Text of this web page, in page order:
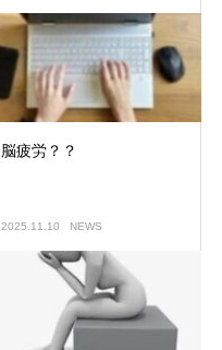
脳疲労？？
2025.11.10 NEWS